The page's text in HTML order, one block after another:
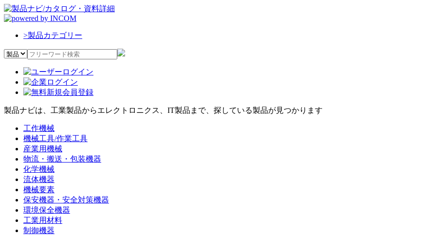
>製品カテゴリー
製品ナビは、工業製品からエレクトロニクス、IT製品まで、探している製品が見つかります
工作機械
機械工具/作業工具
産業用機械
物流・搬送・包装機器
化学機械
流体機器
機械要素
保安機器・安全対策機器
環境保全機器
工業用材料
制御機器